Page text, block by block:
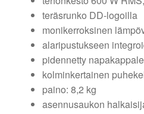
teräsrunko DD-logoilla
monikerroksinen
alaripustukseen
pidennetty napakappale
kolminkertainen
paino: 8,2 kg
asennusaukon